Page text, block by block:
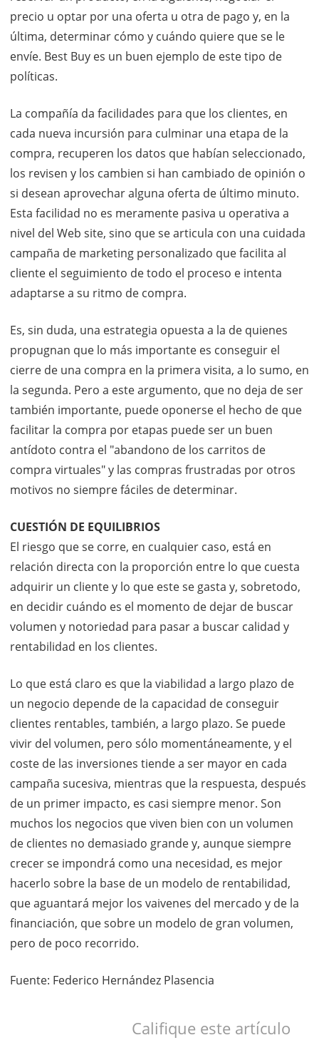
precio u optar por una oferta u otra de pago y, en la
última, determinar cómo y cuándo quiere que se le
envíe. Best Buy es un buen ejemplo de este tipo de
políticas.
La compañía da facilidades para que los clientes, en
cada nueva incursión para culminar una etapa de la
compra, recuperen los datos que habían seleccionado,
los revisen y los cambien si han cambiado de opinión o
si desean aprovechar alguna oferta de último minuto.
Esta facilidad no es meramente pasiva u operativa a
nivel del Web site, sino que se articula con una cuidada
campaña de marketing personalizado que facilita al
cliente el seguimiento de todo el proceso e intenta
adaptarse a su ritmo de compra.
Es, sin duda, una estrategia opuesta a la de quienes
propugnan que lo más importante es conseguir el
cierre de una compra en la primera visita, a lo sumo, en
la segunda. Pero a este argumento, que no deja de ser
también importante, puede oponerse el hecho de que
facilitar la compra por etapas puede ser un buen
antídoto contra el "abandono de los carritos de
compra virtuales" y las compras frustradas por otros
motivos no siempre fáciles de determinar.
CUESTIÓN DE EQUILIBRIOS
El riesgo que se corre, en cualquier caso, está en
relación directa con la proporción entre lo que cuesta
adquirir un cliente y lo que este se gasta y, sobretodo,
en decidir cuándo es el momento de dejar de buscar
volumen y notoriedad para pasar a buscar calidad y
rentabilidad en los clientes.
Lo que está claro es que la viabilidad a largo plazo de
un negocio depende de la capacidad de conseguir
clientes rentables, también, a largo plazo. Se puede
vivir del volumen, pero sólo momentáneamente, y el
coste de las inversiones tiende a ser mayor en cada
campaña sucesiva, mientras que la respuesta, después
de un primer impacto, es casi siempre menor. Son
muchos los negocios que viven bien con un volumen
de clientes no demasiado grande y, aunque siempre
crecer se impondrá como una necesidad, es mejor
hacerlo sobre la base de un modelo de rentabilidad,
que aguantará mejor los vaivenes del mercado y de la
financiación, que sobre un modelo de gran volumen,
pero de poco recorrido.
Fuente: Federico Hernández Plasencia
Califique este artículo